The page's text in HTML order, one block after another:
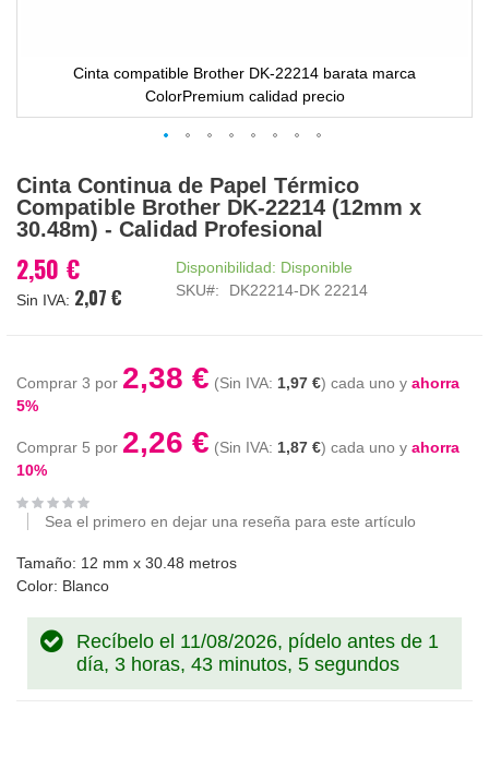
Cinta compatible Brother DK-22214 barata marca
ColorPremium calidad precio
al
comienzo
de
galería
de
Cinta Continua de Papel Térmico
Compatible Brother DK-22214 (12mm x
30.48m) - Calidad Profesional
2,50 €
2,07 €
Disponibilidad: Disponible
SKU
DK22214-DK 22214
Comprar 3 por 2,38 € 1,97 € cada uno y ahorra
5%
Comprar 5 por 2,26 € 1,87 € cada uno y ahorra
10%
Sea el primero en dejar una reseña para este artículo
Tamaño: 12 mm x 30.48 metros
Color: Blanco
Recíbelo el 11/08/2026, pídelo antes de 1
día, 3 horas, 43 minutos, 4 segundos